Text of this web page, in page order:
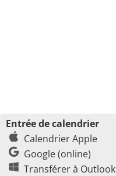
Entrée de calendrier
Calendrier Apple
Google (online)
Transférer à Outlook